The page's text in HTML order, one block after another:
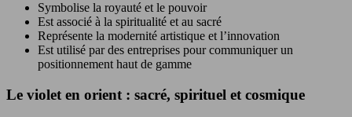
Symbolise la royauté et le pouvoir
Est associé à la spiritualité et au sacré
Représente la modernité artistique et l’innovation
Est utilisé par des entreprises pour communiquer un
positionnement haut de gamme
Le violet en orient : sacré, spirituel et cosmique